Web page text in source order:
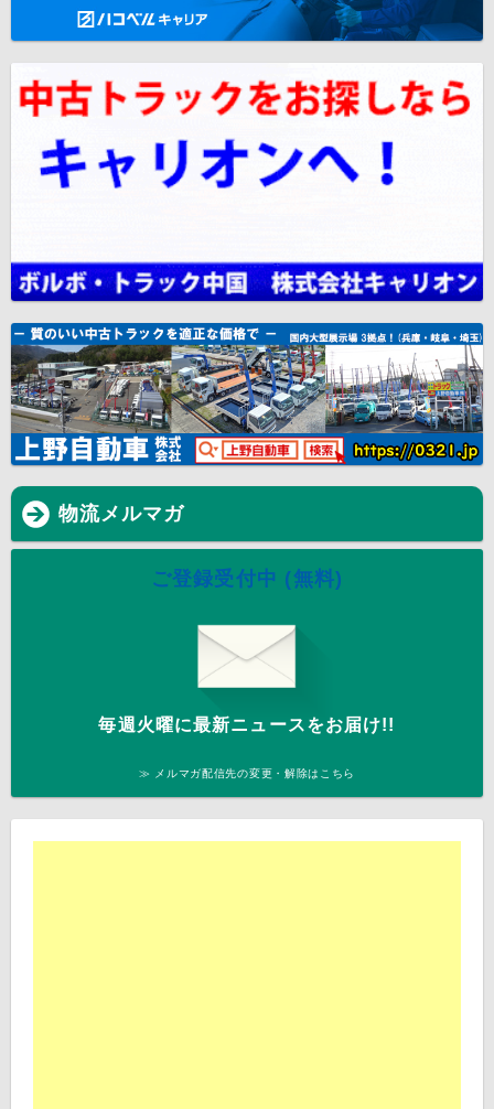
物流メルマガ
ご登録受付中 (無料)
毎週火曜に最新ニュースをお届け!!
≫ メルマガ配信先の変更・解除はこちら